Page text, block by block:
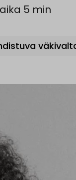
5 min
Avainsanat